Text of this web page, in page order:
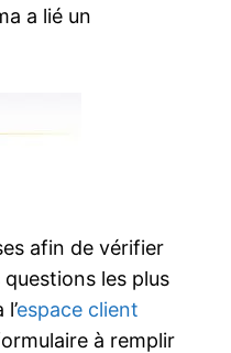
a lié un
afin de vérifier
les plus
espace client
à remplir